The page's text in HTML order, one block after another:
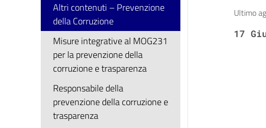
Altri contenuti – Prevenzione
della Corruzione
Misure integrative al MOG231
per la prevenzione della
corruzione e trasparenza
Responsabile della
prevenzione della corruzione e
trasparenza
Ultimo
17